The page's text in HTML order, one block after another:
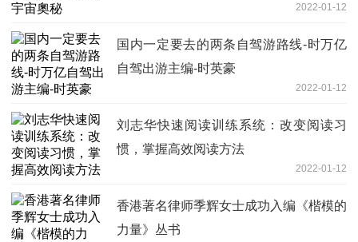
2022-01-12
国内一定要去的两条自驾游路线-时万亿
自驾出游主编-时英豪
2022-01-12
刘志华快速阅读训练系统：改变阅读习
惯，掌握高效阅读方法
2022-01-12
香港著名律师季辉女士成功入编《楷模的
力量》丛书